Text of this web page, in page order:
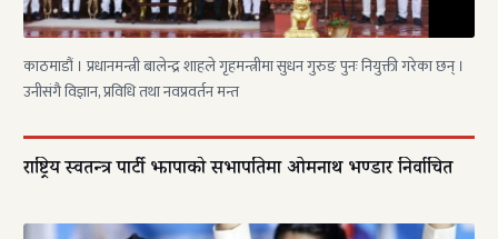
काठमाडौं । प्रधानमन्त्री बालेन्द्र शाहले गृहमन्त्रीमा सुधन गुरुङ पुनः नियुक्ती गरेका छन् ।
उनीसंगै विज्ञान, प्रविधि तथा नवप्रवर्तन मन्त
राष्ट्रिय स्वतन्त्र पार्टी झापाको सभापतिमा ओमनाथ भण्डारी निर्वाचित